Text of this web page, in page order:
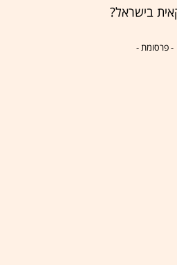
בישראל?
- פרסומת -